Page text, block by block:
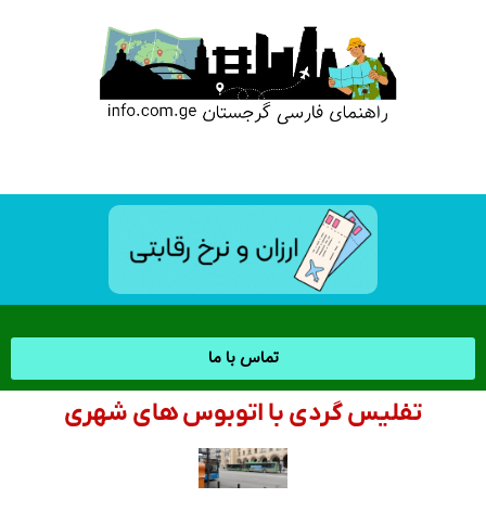
تماس با ما
تفلیس گردی با اتوبوس های شهری